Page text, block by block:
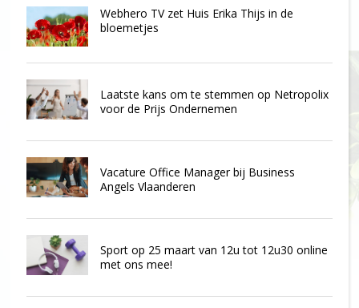
Webhero TV zet Huis Erika Thijs in de
bloemetjes
Laatste kans om te stemmen op Netropolix
voor de Prijs Ondernemen
Vacature Office Manager bij Business
Angels Vlaanderen
Sport op 25 maart van 12u tot 12u30 online
met ons mee!